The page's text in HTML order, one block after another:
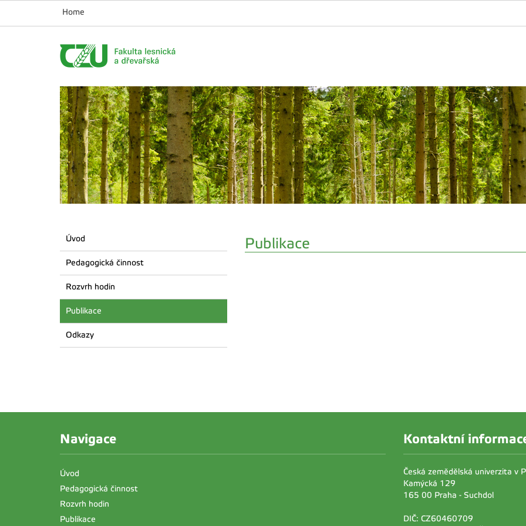
Home
Úvod
Pedagogická činnost
Rozvrh hodin
Publikace
Odkazy
Publikace
Navigace
Úvod
Pedagogická činnost
Rozvrh hodin
Publikace
Kontaktní
Česká zemědělská univerzita v
Kamýcká 129
165 00 Praha - Suchdol
DIČ: CZ60460709